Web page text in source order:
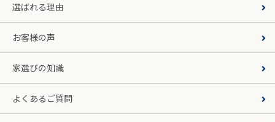
選ばれる理由
お客様の声
家選びの知識
よくあるご質問